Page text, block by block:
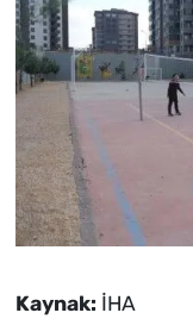
Kaynak: İHA